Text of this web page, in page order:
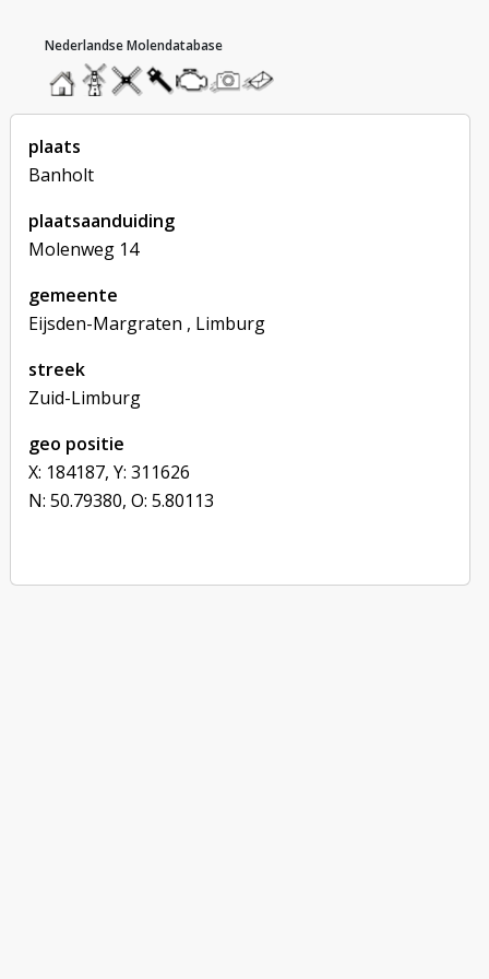
homemolendatabase
roedendatabase
assendatabase
motorendatabase
stuur
een
foto
stuur
een
bericht
plaats
Banholt
plaatsaanduiding
Molenweg 14
gemeente
Eijsden-Margraten , Limburg
streek
Zuid-Limburg
geo positie
X: 184187, Y: 311626
N: 50.79380, O: 5.80113